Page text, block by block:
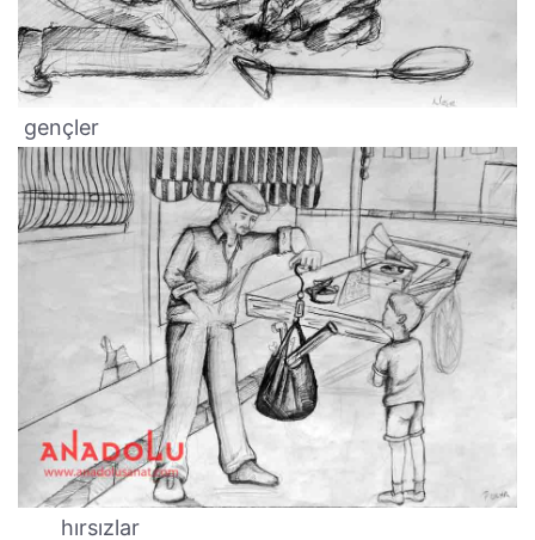
gençler
hırsızlar